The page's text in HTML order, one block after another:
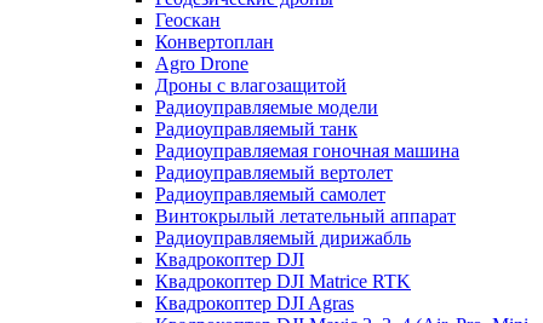
Геоскан
Конвертоплан
Agro Drone
Дроны с влагозащитой
Радиоуправляемые модели
Радиоуправляемый танк
Радиоуправляемая гоночная машина
Радиоуправляемый вертолет
Радиоуправляемый самолет
Винтокрылый летательный аппарат
Радиоуправляемый дирижабль
Квадрокоптер DJI
Квадрокоптер DJI Matrice RTK
Квадрокоптер DJI Agras